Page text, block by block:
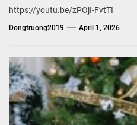
https://youtu.be/zPOjI-FvtTI
Dongtruong2019 April 1, 2026